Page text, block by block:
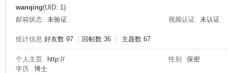
wanqing(UID: 1)
邮箱状态
未验证 视频认证 未认证
统计信息 好友数 97 回帖数 36 主题数 67
个人主页 http:// 性别
保密
学历
博士